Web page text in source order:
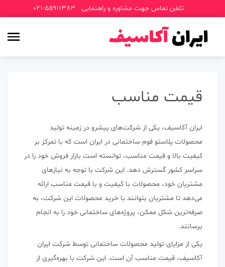
تلفن تماس جهت مشاوره و راهنمایی 021-55911383
قیمت مناسب
ایران آکاسیف، یکی از شرکت‌های پیشرو در زمینه تولید
محصولات پلاستو فوم ساختمانی در ایران است که با تمرکز بر
کیفیت بالا و قیمت مناسب، توانسته است بازار فروش خود را در
سراسر کشور گسترش دهد. این شرکت با توجه به نیازهای
مشتریان خود، محصولات با کیفیت و با قیمت مناسب ارائه
می‌دهد تا مشتریان بتوانند با خرید محصولات این شرکت، به
صرفه‌ترین شکل ممکن، پروژه‌های ساختمانی خود را به انجام
برسانند.
یکی از مزایای تولید محصولات ساختمانی توسط شرکت ایران
آکاسیف، قیمت مناسب آن است. این شرکت با بهره‌گیری از